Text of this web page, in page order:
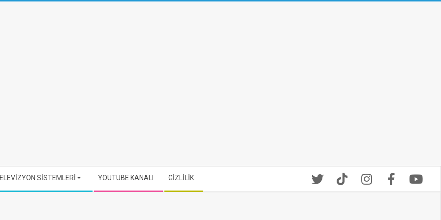
SİSTEMLERİ YOUTUBE KANALI GİZLİLİK